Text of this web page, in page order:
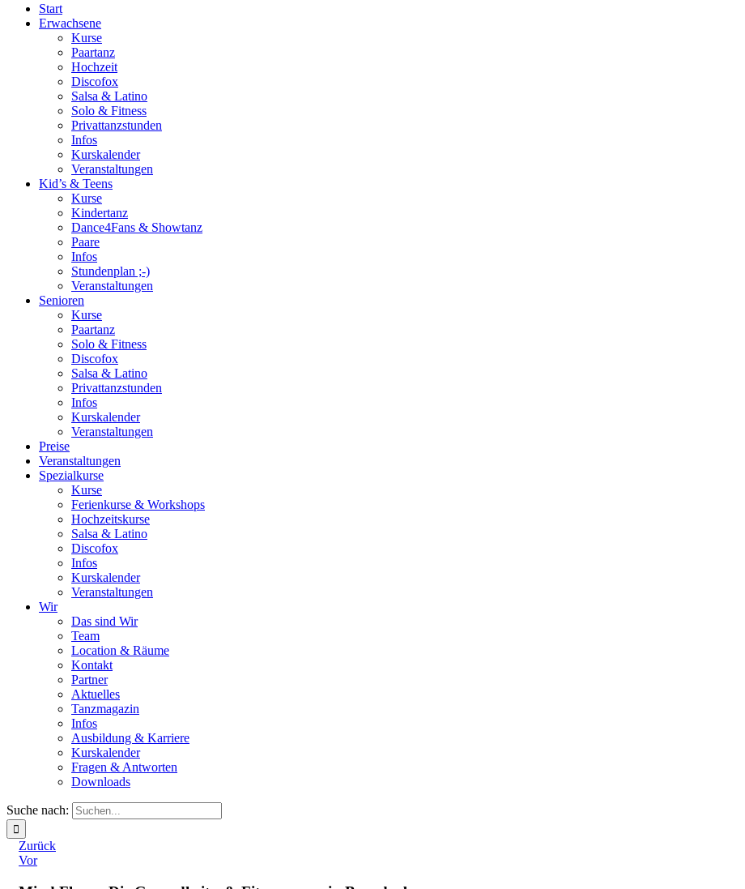
Start
Erwachsene
Kurse
Paartanz
Hochzeit
Discofox
Salsa & Latino
Solo & Fitness
Privattanzstunden
Infos
Kurskalender
Veranstaltungen
Kid’s & Teens
Kurse
Kindertanz
Dance4Fans & Showtanz
Paare
Infos
Stundenplan ;-)
Veranstaltungen
Senioren
Kurse
Paartanz
Solo & Fitness
Discofox
Salsa & Latino
Privattanzstunden
Infos
Kurskalender
Veranstaltungen
Preise
Veranstaltungen
Spezialkurse
Kurse
Ferienkurse & Workshops
Hochzeitskurse
Salsa & Latino
Discofox
Infos
Kurskalender
Veranstaltungen
Wir
Das sind Wir
Team
Location & Räume
Kontakt
Partner
Aktuelles
Tanzmagazin
Infos
Ausbildung & Karriere
Kurskalender
Fragen & Antworten
Downloads
Suche nach:
Zurück
Vor